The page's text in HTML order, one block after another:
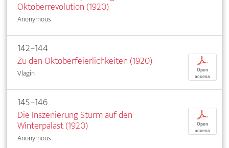
Oktoberrevolution (1920)
Anonymous
142–144
Zu den Oktoberfeierlichkeiten (1920)
Vlagin
p
Open
access
145–146
Die Inszenierung Sturm auf den
Winterpalast (1920)
Anonymous
p
Open
access